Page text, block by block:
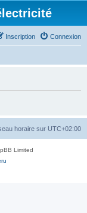
Connexion
Inscription
horaire sur UTC+02:00
Limited